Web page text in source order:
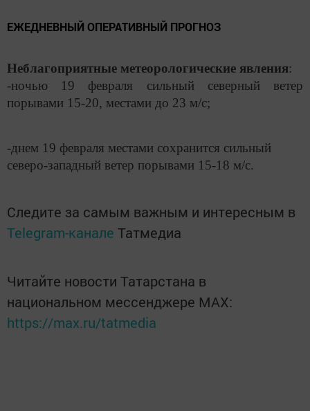
ЕЖЕДНЕВНЫЙ ОПЕРАТИВНЫЙ ПРОГНОЗ
Неблагоприятные метеорологические явления:
-ночью 19 февраля сильный северный ветер
порывами 15-20, местами до 23 м/с;
-днем 19 февраля местами сохранится сильный
северо-западный ветер порывами 15-18 м/с.
Следите за самым важным и интересным в
Telegram-канале Татмедиа
Читайте новости Татарстана в
национальном мессенджере MАХ:
https://max.ru/tatmedia